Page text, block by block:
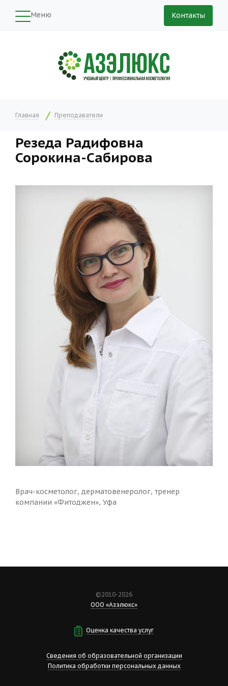
Меню Контакты
Главная Преподаватели
Резеда Радифовна
Сорокина-Сабирова
Врач-косметолог, дерматовенеролог, тренер
компании «Фитоджен», Уфа
©2010-2026
ООО «Азэлюкс»
Оценка качества услуг
Сведения об образовательной организации
Политика обработки персональных данных